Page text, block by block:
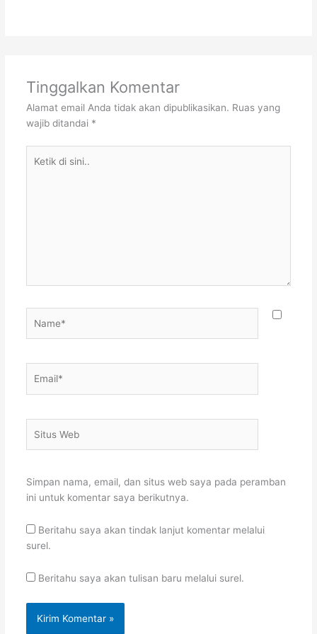
Tinggalkan Komentar
Alamat email Anda tidak akan dipublikasikan. Ruas yang
wajib ditandai *
Web
Simpan nama, email, dan situs web saya pada peramban
ini untuk komentar saya berikutnya.
Beritahu saya akan tindak lanjut komentar melalui
surel.
Beritahu saya akan tulisan baru melalui surel.